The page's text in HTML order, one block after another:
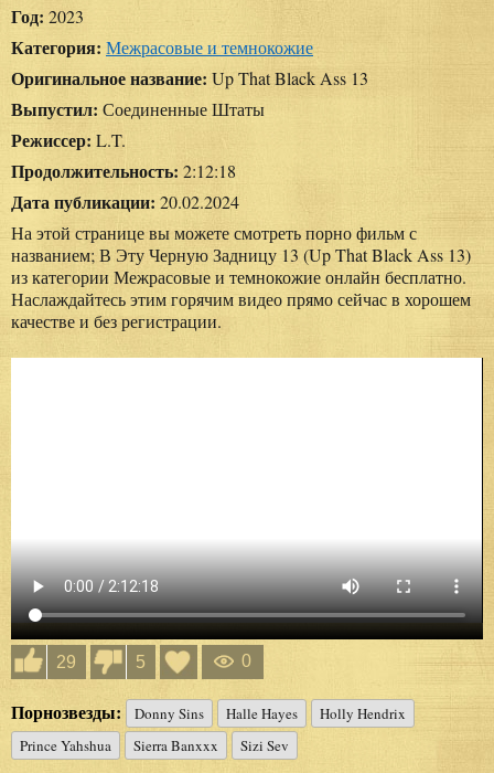
Год: 2023
Категория: Межрасовые и темнокожие
Оригинальное название: Up That Black Ass 13
Выпустил: Соединенные Штаты
Режиссер: L.T.
Продолжительность: 2:12:18
Дата публикации: 20.02.2024
На этой странице вы можете смотреть порно фильм с
названием; В Эту Черную Задницу 13 (Up That Black Ass 13)
из категории Межрасовые и темнокожие онлайн бесплатно.
Наслаждайтесь этим горячим видео прямо сейчас в хорошем
качестве и без регистрации.
29 5 0
Порнозвезды: Donny Sins Halle Hayes
Holly Hendrix
Prince Yahshua
Sierra Banxxx Sizi Sev